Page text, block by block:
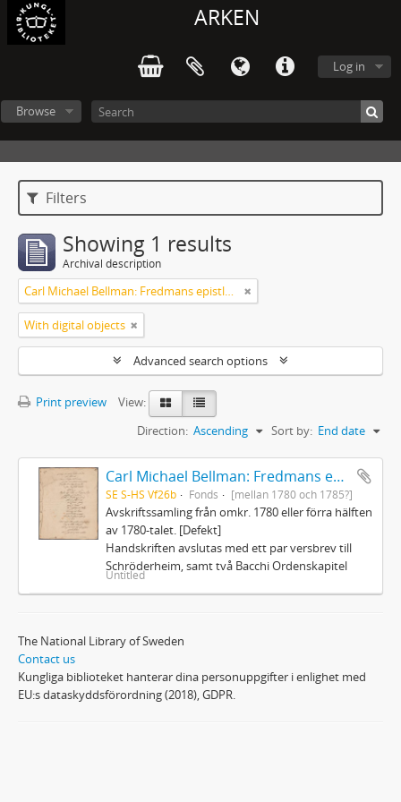
ARKEN
Log in
Browse
Filters
Showing 1 results
Archival description
Carl Michael Bellman: Fredmans epistlar och sånger m.fl. Bellman-texter
With digital objects
Advanced search options
Print preview
View:
Sort by: End date
Direction: Ascending
Carl Michael Bellman: Fredmans epistlar och sånger m.fl. Bellman-texter
SE S-HS Vf26b Fonds [mellan 1780 och 1785?]
Avskriftssamling från omkr. 1780 eller förra hälften
av 1780-talet. [Defekt]
Handskriften avslutas med ett par versbrev till
Schröderheim, samt två Bacchi Ordenskapitel
Untitled
The National Library of Sweden
Contact us
Kungliga biblioteket hanterar dina personuppgifter i enlighet med
EU:s dataskyddsförordning (2018), GDPR.